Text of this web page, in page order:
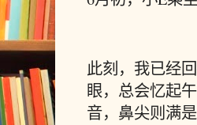
此刻，我已经回
眼，总会忆起
音，鼻尖则满